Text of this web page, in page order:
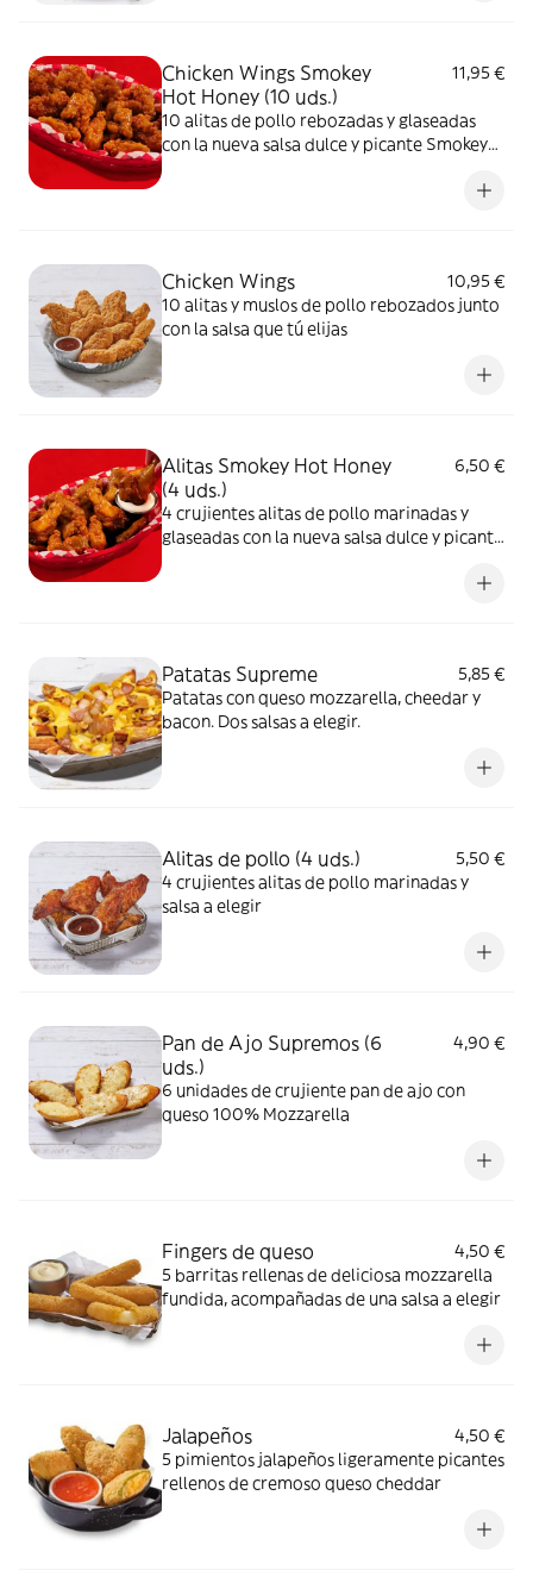
Chicken Wings Smokey
Hot Honey (10 uds.)
11,95 €
10 alitas de pollo rebozadas y glaseadas
con la nueva salsa dulce y picante Smokey
Chicken Wings
10,95 €
10 alitas y muslos de pollo rebozados junto
con la salsa que tú elijas
Alitas Smokey Hot Honey
(4 uds.)
6,50 €
4 crujientes alitas de pollo marinadas y
glaseadas con la nueva salsa dulce y picante
Patatas Supreme
5,85 €
Patatas con queso mozzarella, cheedar y
bacon. Dos salsas a elegir.
Alitas de pollo (4 uds.)
5,50 €
4 crujientes alitas de pollo marinadas y
salsa a elegir
Pan de Ajo Supremos (6
uds.)
4,90 €
6 unidades de crujiente pan de ajo con
queso 100% Mozzarella
Fingers de queso
4,50 €
5 barritas rellenas de deliciosa mozzarella
fundida, acompañadas de una salsa a elegir
Jalapeños
4,50 €
5 pimientos jalapeños ligeramente picantes
rellenos de cremoso queso cheddar